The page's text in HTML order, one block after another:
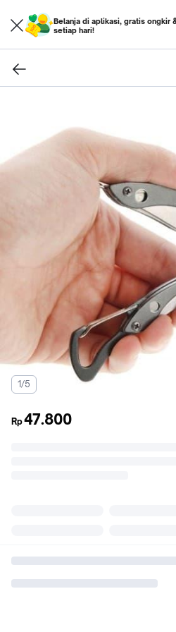
Belanja di aplikasi, gratis ongkir
setiap hari!
1/5
Rp47.800